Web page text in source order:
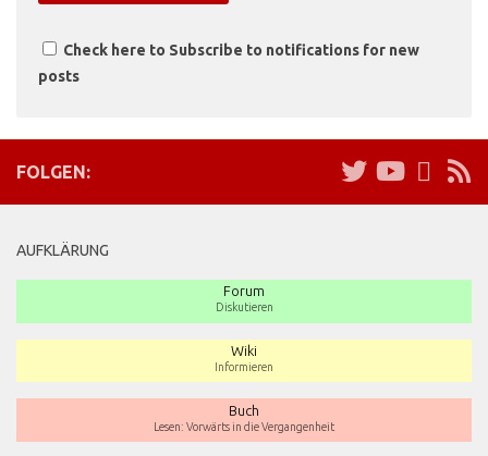
Check here to Subscribe to notifications for new
posts
FOLGEN:
AUFKLÄRUNG
Forum
Diskutieren
Wiki
Informieren
Buch
Lesen: Vorwärts in die Vergangenheit